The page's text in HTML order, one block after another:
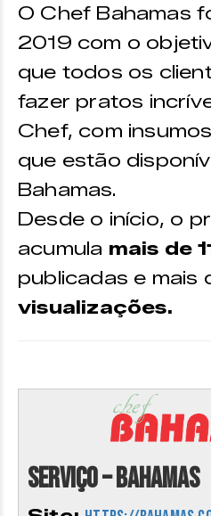
O Chef Bahamas
2019 com o
que todos os
fazer pratos
Chef, com
que estão
Bahamas.
Desde o início, o
acumula mais de
publicadas e mais
visualizações.
Serviço – Bahamas